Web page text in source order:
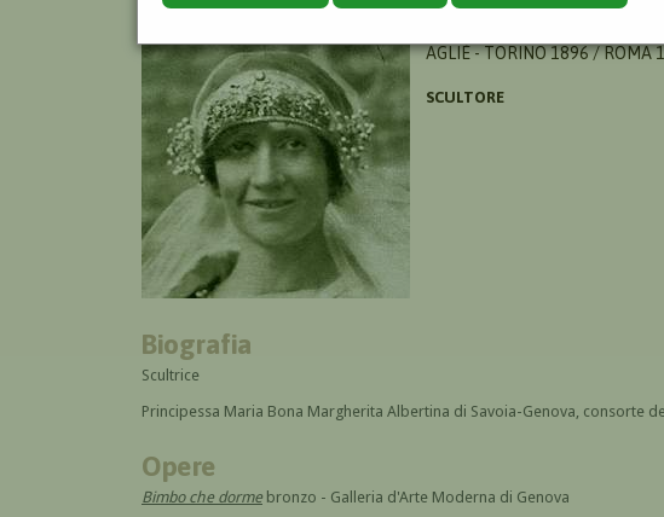
AGLIÈ - TORINO 1896 / ROMA
SCULTORE
Biografia
Scultrice
Principessa Maria Bona Margherita Albertina di Savoia-Genova, consorte
Opere
Bimbo che dorme bronzo - Galleria d'Arte Moderna di Genova